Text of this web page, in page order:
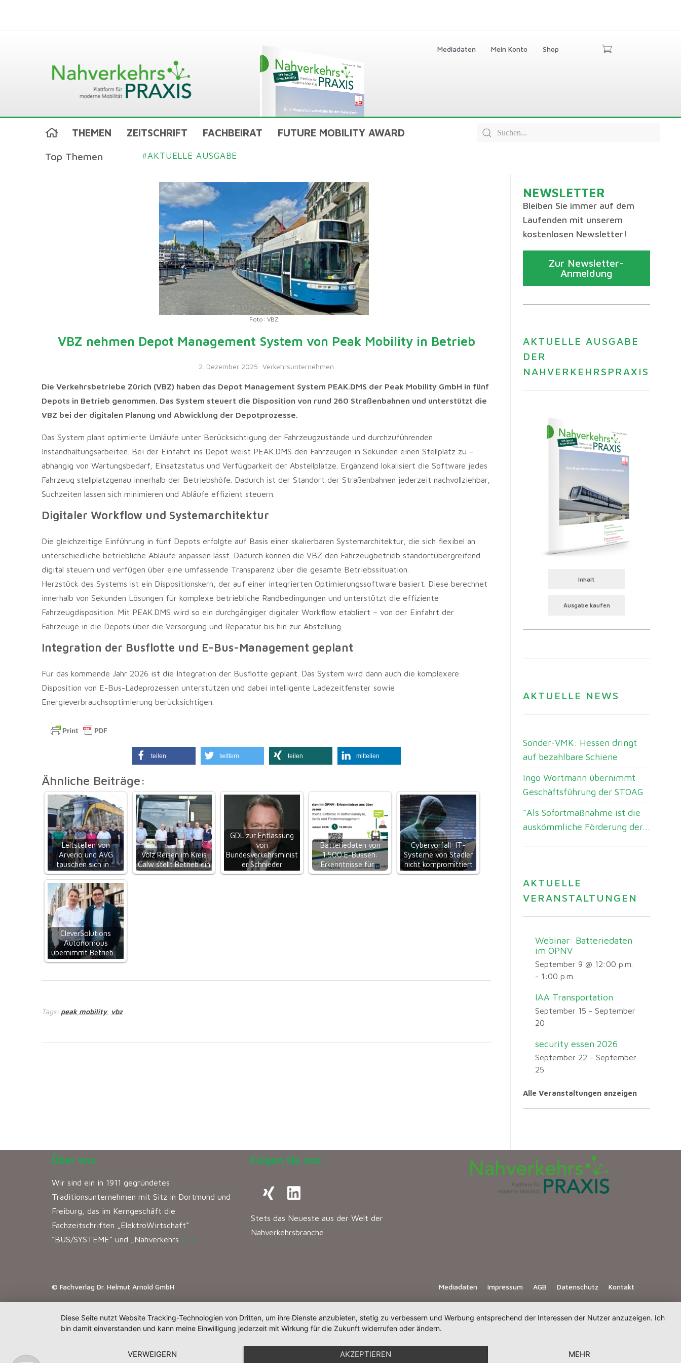
Mediadaten Mein Konto Shop
THEMEN ZEITSCHRIFT FACHBEIRAT FUTURE MOBILITY AWARD
Top Themen #AKTUELLE AUSGABE
Foto: VBZ
VBZ nehmen Depot Management System von Peak Mobility in Betrieb
2. Dezember 2025 Verkehrsunternehmen
Die Verkehrsbetriebe Zürich (VBZ) haben das Depot Management System PEAK.DMS der Peak Mobility GmbH in fünf
Depots in Betrieb genommen. Das System steuert die Disposition von rund 260 Straßenbahnen und unterstützt die
VBZ bei der digitalen Planung und Abwicklung der Depotprozesse.
Das System plant optimierte Umläufe unter Berücksichtigung der Fahrzeugzustände und durchzuführenden
Instandhaltungsarbeiten. Bei der Einfahrt ins Depot weist PEAK.DMS den Fahrzeugen in Sekunden einen Stellplatz zu –
abhängig von Wartungsbedarf, Einsatzstatus und Verfügbarkeit der Abstellplätze. Ergänzend lokalisiert die Software jedes
Fahrzeug stellplatzgenau innerhalb der Betriebshöfe. Dadurch ist der Standort der Straßenbahnen jederzeit nachvollziehbar,
Suchzeiten lassen sich minimieren und Abläufe effizient steuern.
Digitaler Workflow und Systemarchitektur
Die gleichzeitige Einführung in fünf Depots erfolgte auf Basis einer skalierbaren Systemarchitektur, die sich flexibel an
unterschiedliche betriebliche Abläufe anpassen lässt. Dadurch können die VBZ den Fahrzeugbetrieb standortübergreifend
digital steuern und verfügen über eine umfassende Transparenz über die gesamte Betriebssituation.
Herzstück des Systems ist ein Dispositionskern, der auf einer integrierten Optimierungssoftware basiert. Diese berechnet
innerhalb von Sekunden Lösungen für komplexe betriebliche Randbedingungen und unterstützt die effiziente
Fahrzeugdisposition. Mit PEAK.DMS wird so ein durchgängiger digitaler Workflow etabliert – von der Einfahrt der
Fahrzeuge in die Depots über die Versorgung und Reparatur bis hin zur Abstellung.
Integration der Busflotte und E-Bus-Management geplant
Für das kommende Jahr 2026 ist die Integration der Busflotte geplant. Das System wird dann auch die komplexere
Disposition von E-Bus-Ladeprozessen unterstützen und dabei intelligente Ladezeitfenster sowie
Energieverbrauchsoptimierung berücksichtigen.
teilen twittern teilen mitteilen
Ähnliche Beiträge:
Leitstellen von
Arverio und AVG
tauschen sich in…
Volz Reisen im Kreis
Calw stellt Betrieb ein
GDL zur Entlassung
von
Bundesverkehrsminist
er Schnieder
Batteriedaten von
1.500 E-Bussen:
Erkenntnisse für…
Cybervorfall: IT-
Systeme von Stadler
nicht kompromittiert
CleverSolutions
Autonomous
übernimmt Betrieb…
Tags: peak mobility, vbz
NEWSLETTER
Bleiben Sie immer auf dem
Laufenden mit unserem
kostenlosen Newsletter!
Zur Newsletter-
Anmeldung
AKTUELLE AUSGABE
DER
NAHVERKEHRSPRAXIS
Inhalt
Ausgabe kaufen
AKTUELLE NEWS
Sonder-VMK: Hessen dringt
auf bezahlbare Schiene
Ingo Wortmann übernimmt
Geschäftsführung der STOAG
“Als Sofortmaßnahme ist die
auskömmliche Förderung der...
AKTUELLE
VERANSTALTUNGEN
Webinar: Batteriedaten
im ÖPNV
September 9 @ 12:00 p.m.
- 1:00 p.m.
IAA Transportation
September 15 - September
20
security essen 2026
September 22 - September
25
Alle Veranstaltungen anzeigen
Über uns
Wir sind ein in 1911 gegründetes
Traditionsunternehmen mit Sitz in Dortmund und
Freiburg, das im Kerngeschäft die
Fachzeitschriften „ElektroWirtschaft“
“BUS/SYSTEME” und „Nahverkehrs […]
Folgen Sie uns:
Stets das Neueste aus der Welt der
Nahverkehrsbranche
© Fachverlag Dr. Helmut Arnold GmbH Mediadaten Impressum AGB Datenschutz Kontakt
Diese Seite nutzt Website Tracking-Technologien von Dritten, um ihre Dienste anzubieten, stetig zu verbessern und Werbung entsprechend der Interessen der Nutzer anzuzeigen. Ich
bin damit einverstanden und kann meine Einwilligung jederzeit mit Wirkung für die Zukunft widerrufen oder ändern.
VERWEIGERN AKZEPTIEREN MEHR